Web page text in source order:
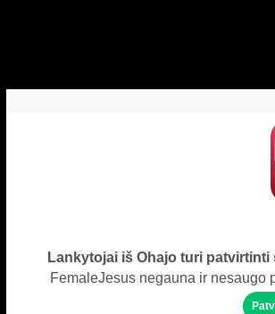
Lankytojai iš Ohajo turi
FemaleJesus negauna ir nesaugo